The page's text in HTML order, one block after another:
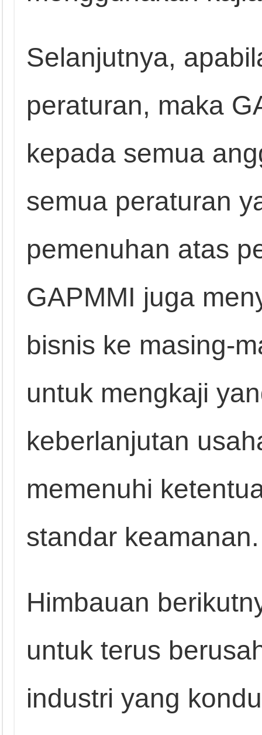
Selanjutnya,
peraturan, maka
kepada semua
semua peraturan
pemenuhan atas
GAPMMI juga
bisnis ke masing-
untuk mengkaji
keberlanjutan
memenuhi
standar keamanan.
Himbauan
untuk terus
industri yang